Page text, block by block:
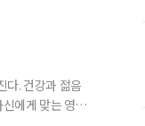
식을 구매할
다. 건강과 젊음
에게 맞는 영양